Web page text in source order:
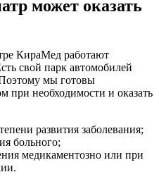
может оказать
КираМед работают
свой парк автомобилей
мы готовы
при необходимости и оказать
развития заболевания;
больного;
медикаментозно или при